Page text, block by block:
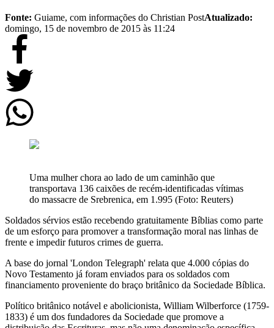
Fonte: Guiame, com informações do Christian PostAtualizado:
domingo, 15 de novembro de 2015 às 11:24
Uma mulher chora ao lado de um caminhão que
transportava 136 caixões de recém-identificadas vítimas
do massacre de Srebrenica, em 1.995 (Foto: Reuters)
Soldados sérvios estão recebendo gratuitamente Bíblias como parte
de um esforço para promover a transformação moral nas linhas de
frente e impedir futuros crimes de guerra.
A base do jornal 'London Telegraph' relata que 4.000 cópias do
Novo Testamento já foram enviados para os soldados com
financiamento proveniente do braço britânico da Sociedade Bíblica.
Político britânico notável e abolicionista, William Wilberforce (1759-
1833) é um dos fundadores da Sociedade que promove a